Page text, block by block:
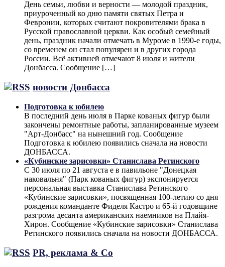
День семьи, любви и верности — молодой праздник,
приуроченный ко дню памяти святых Петра и
Февронии, которых считают покровителями брака в
Русской православной церкви. Как особый семейный
день, праздник начали отмечать в Муроме в 1990-е годы,
со временем он стал популярен и в других города
России. Всё активней отмечают 8 июля и жители
Донбасса. Сообщение […]
новости Донбасса
Подготовка к юбилею
В последний день июля в Парке кованых фигур были
закончены ремонтные работы, запланированные музеем
"Арт-Донбасс" на нынешний год. Сообщение
Подготовка к юбилею появились сначала на новости
ДОНБАССА.
«Кубинские зарисовки» Станислава Ретинского
С 30 июля по 21 августа е в павильоне "Донецкая
наковальня" (Парк кованых фигур) экспонируется
персональная выставка Станислава Ретинского
«Кубинские зарисовки», посвященная 100-летию со дня
рождения команданте Фиделя Кастро и 65-й годовщине
разгрома десанта американских наемников на Плайя-
Хирон. Сообщение «Кубинские зарисовки» Станислава
Ретинского появились сначала на новости ДОНБАССА.
PR, реклама & Co